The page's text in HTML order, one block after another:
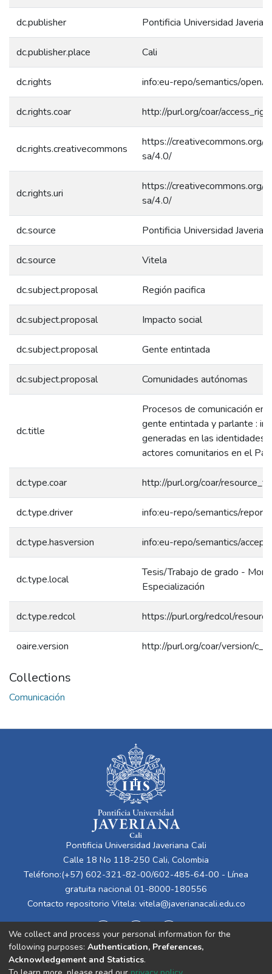
dc.publisher Pontificia Universidad
dc.publisher.place Cali
dc.rights info:eu-repo/semantics/
dc.rights.coar http://purl.org/coar/
dc.rights.creativecommons
https://creativecommons.org/
sa/4.0/
dc.rights.uri
https://creativecommons.org/
sa/4.0/
dc.source Pontificia Universidad
dc.source Vitela
dc.subject.proposal Región pacifica
dc.subject.proposal Impacto social
dc.subject.proposal Gente entintada
dc.subject.proposal Comunidades autónomas
dc.title
Procesos de comunicación en
gente entintada y parlante :
generadas en las identidades
actores comunitarios en el
dc.type.coar http://purl.org/coar/
dc.type.driver info:eu-repo/semantics/report
dc.type.hasversion info:eu-repo/semantics/
dc.type.local
Tesis/Trabajo de grado -
Especialización
dc.type.redcol https://purl.org/redcol/
oaire.version http://purl.org/coar/version/
Collections
Comunicación
Pontificia Universidad Javeriana Cali
Calle 18 No 118-250 Cali, Colombia
Teléfono:(+57) 602-321-82-00/602-485-64-00 - Línea
gratuita nacional 01-8000-180556
Contacto repositorio Vitela: vitela@javerianacali.edu.co
We collect and process your personal information for the
following purposes: Authentication, Preferences,
Acknowledgement and Statistics.